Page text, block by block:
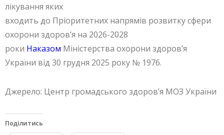
лікування яких
входить до Пріоритетних напрямів розвитку сфери
охорони здоров’я на 2026-2028
роки Наказом Міністерства охорони здоров’я
України від 30 грудня 2025 року № 1976.
Джерело: Центр громадського здоров’я МОЗ України
Поділитись